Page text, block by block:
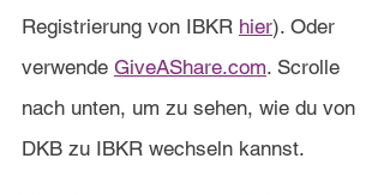
Registrierung von IBKR hier). Oder
verwende GiveAShare.com. Scrolle
nach unten, um zu sehen, wie du von
DKB zu IBKR wechseln kannst.